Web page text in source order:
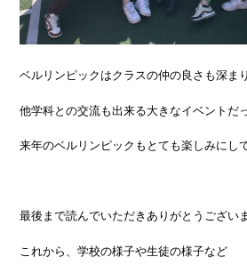
ベルリンピックはクラスの仲の良さも深まり
他学科との交流も出来る大きなイベントだ
来年のベルリンピックもとても楽しみにし
最後まで読んでいただきありがとうござい
これから、学校の様子や生徒の様子など